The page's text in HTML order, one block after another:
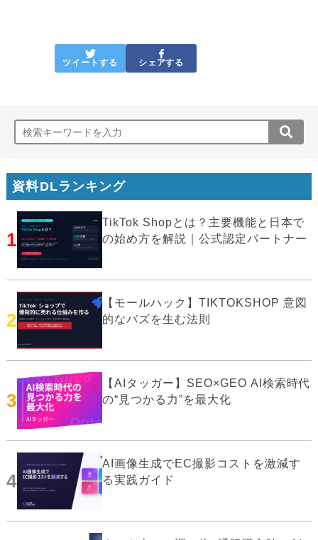
ツイートする シェアする
資料DLランキング
1
TikTok Shopとは？主要機能と日本で
の始め方を解説｜公式認定パートナー
2
【モールハック】TIKTOKSHOP 意図
的なバズを生む法則
3
【AIタッガー】SEO×GEO AI検索時代
の“見つかる力”を最大化
4
AI画像生成でEC撮影コストを激減す
る実践ガイド